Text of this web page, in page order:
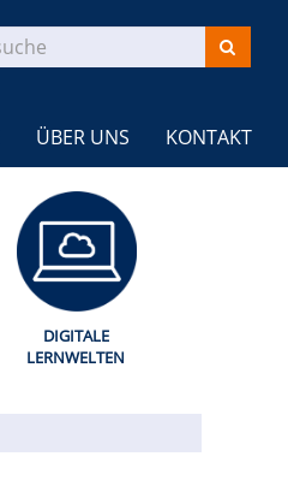
ÜBER UNS KONTAKT
DIGITALE
LERNWELTEN